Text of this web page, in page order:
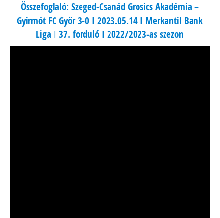
Összefoglaló: Szeged-Csanád Grosics Akadémia –
Gyirmót FC Győr 3-0 I 2023.05.14 I Merkantil Bank
Liga I 37. forduló I 2022/2023-as szezon